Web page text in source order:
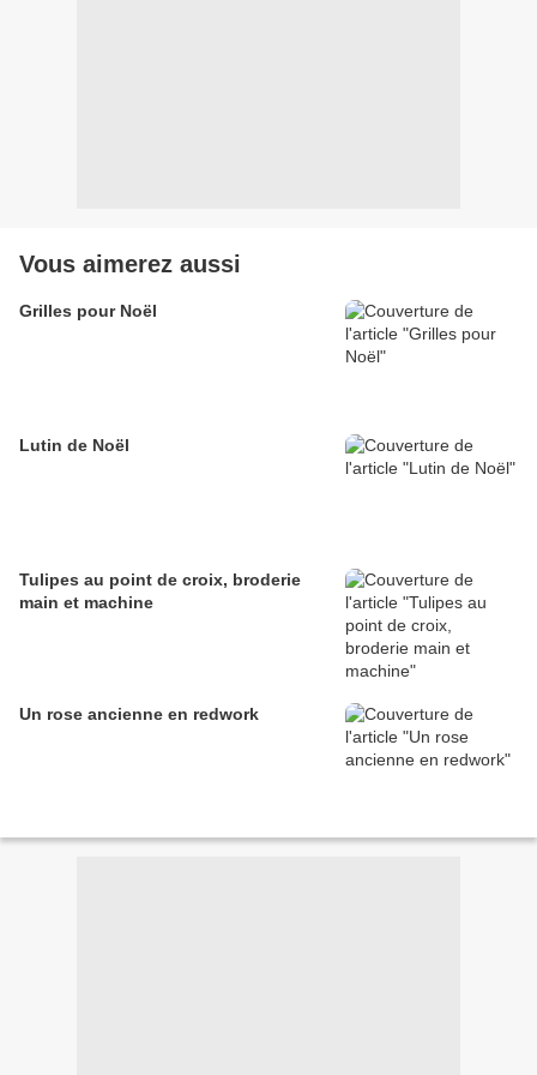
Vous aimerez aussi
Grilles pour Noël
Lutin de Noël
Tulipes au point de croix, broderie
main et machine
Un rose ancienne en redwork